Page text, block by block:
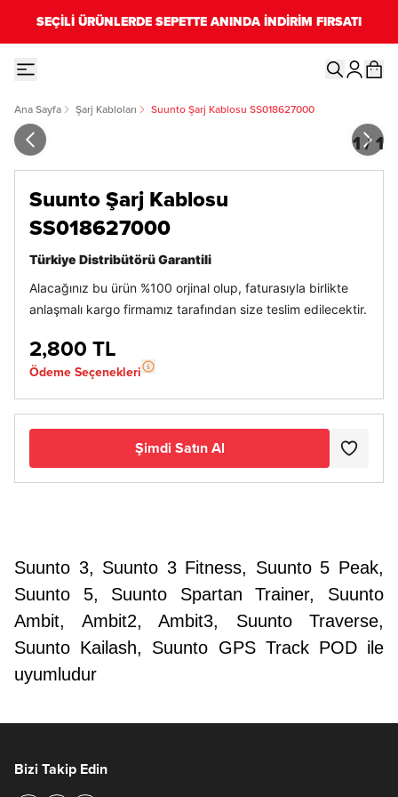
SEÇİLİ ÜRÜNLERDE SEPETTE ANINDA İNDİRİM FIRSATI
Ana Sayfa Şarj Kabloları Suunto Şarj Kablosu SS018627000
1/1
Suunto Şarj Kablosu
SS018627000
Türkiye Distribütörü Garantili
Alacağınız bu ürün %100 orjinal olup, faturasıyla birlikte
anlaşmalı kargo firmamız tarafından size teslim edilecektir.
2,800 TL
Ödeme Seçenekleri
Şimdi Satın Al
Suunto 3, Suunto 3 Fitness, Suunto 5 Peak,
Suunto 5, Suunto Spartan Trainer, Suunto
Ambit, Ambit2, Ambit3, Suunto Traverse,
Suunto Kailash, Suunto GPS Track POD ile
uyumludur
Bizi Takip Edin